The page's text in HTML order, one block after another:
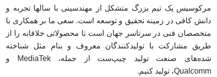
مرکوسیس یک تیم بزرگ متشکل از مهندسینی با سالها تجربه و
دانش کافی در زمینه تحقیق و توسعه است. سعی ما بر همکاری با
متخصصان فنی در سرتاسر جهان است تا محصولاتی خلاقانه را از
طریق مشارکت با تولیدکنندگان معروف و بنام مثل شناخته
شده‌های صنعت تولید چیپ‌ست از جمله، MediaTek و
Qualcomm، تولید کنیم.